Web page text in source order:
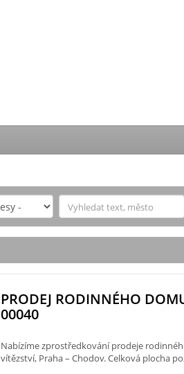
PRODEJ RODINNÉHO
00040
Nabízíme zprostředkování prodeje
vítězství, Praha – Chodov. Celková plocha